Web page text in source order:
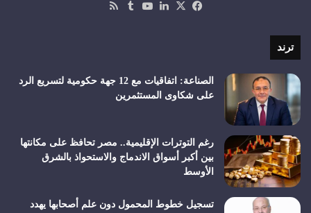
فيسبوك
‫X لينكدإن‫YouTube
ترند
الصناعة: اتفاقيات مع 12 جهة حكومية لتسريع الرد
على شكاوى المستثمرين
رغم التوترات الإقليمية.. مصر تحافظ على مكانتها
بين أكبر أسواق الاندماج والاستحواذ بالشرق
الأوسط
تسجيل خطوط المحمول دون علم أصحابها يهدد